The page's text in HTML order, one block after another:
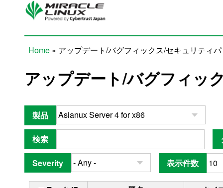
Skip to main content
Home » アップデート/バグフィックス/セキュリティ
アップデート/バグフィッ
製品
検索
Severity 表示件数